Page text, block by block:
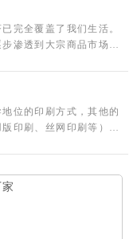
完全覆盖了我们生活。
渗透到大宗商品市场领
泛的特点，大宗商品的
位的印刷方式，其他的
印刷、丝网印刷等），
的印刷即指的是平板胶